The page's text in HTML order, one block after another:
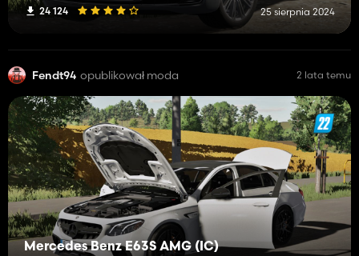
24 124 25 sierpnia 2024
Fendt94 opublikował moda 2 lata temu
Mercedes Benz E63S AMG (IC)